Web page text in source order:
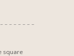
– – – – – – –
square